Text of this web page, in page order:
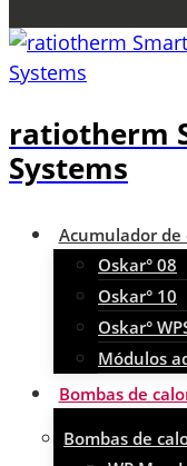
ratiotherm
Systems
Acumulador de
Oskar° 08
Oskar° 10
Oskar°
Módulos
Bombas de
Bombas de